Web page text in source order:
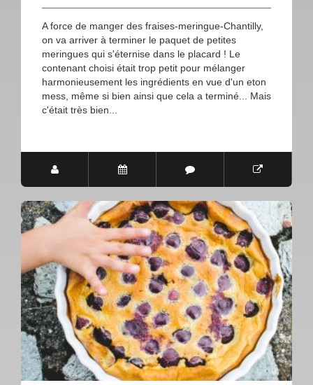
A force de manger des fraises-meringue-Chantilly,
on va arriver à terminer le paquet de petites
meringues qui s'éternise dans le placard ! Le
contenant choisi était trop petit pour mélanger
harmonieusement les ingrédients en vue d'un eton
mess, même si bien ainsi que cela a terminé... Mais
c'était très bien...